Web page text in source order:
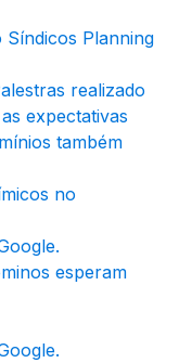
Síndicos Planning
realizado
expectativas
também
no
esperam